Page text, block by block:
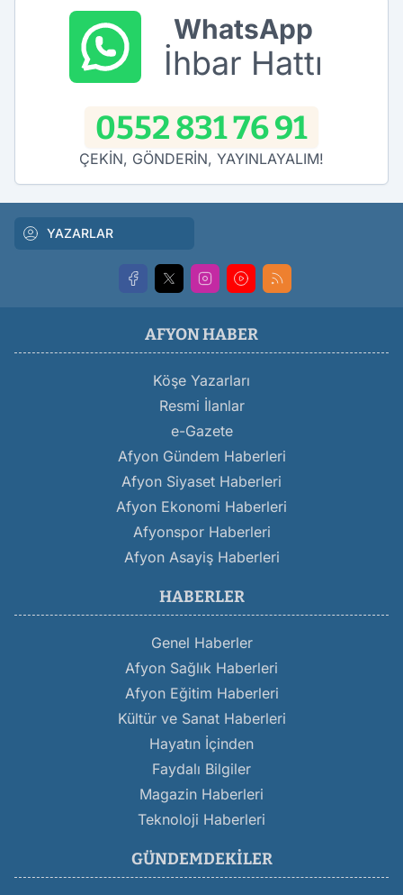
WhatsApp
İhbar Hattı
0552 831 76 91
ÇEKİN, GÖNDERİN, YAYINLAYALIM!
YAZARLAR
AFYON HABER
Köşe Yazarları
Resmi İlanlar
e-Gazete
Afyon Gündem Haberleri
Afyon Siyaset Haberleri
Afyon Ekonomi Haberleri
Afyonspor Haberleri
Afyon Asayiş Haberleri
HABERLER
Genel Haberler
Afyon Sağlık Haberleri
Afyon Eğitim Haberleri
Kültür ve Sanat Haberleri
Hayatın İçinden
Faydalı Bilgiler
Magazin Haberleri
Teknoloji Haberleri
GÜNDEMDEKILER